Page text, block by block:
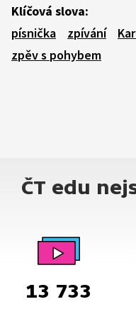
Klíčová slova:
písnička
zpívání
zpěv s pohybem
ČT edu
13 733